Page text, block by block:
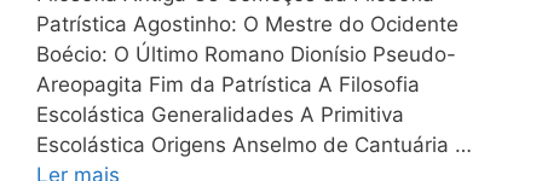
Patrística Agostinho: O Mestre do Ocidente
Boécio: O Último Romano Dionísio Pseudo-
Areopagita Fim da Patrística A Filosofia
Escolástica Generalidades A Primitiva
Escolástica Origens Anselmo de Cantuária …
Ler mais